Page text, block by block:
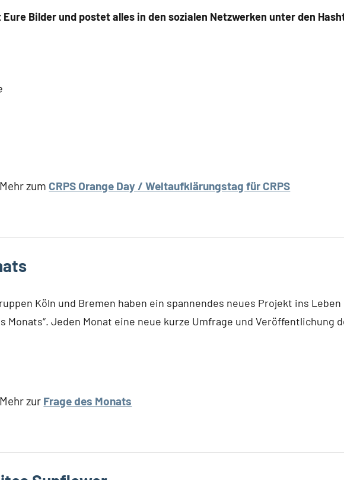
Bilder und postet alles in den sozialen Netzwerken unter den
Mehr zum CRPS Orange Day / Weltaufklärungstag für CRPS
Köln und Bremen haben ein spannendes neues Projekt ins Leben
Monats“. Jeden Monat eine neue kurze Umfrage und Veröffentlichung
Mehr zur Frage des Monats